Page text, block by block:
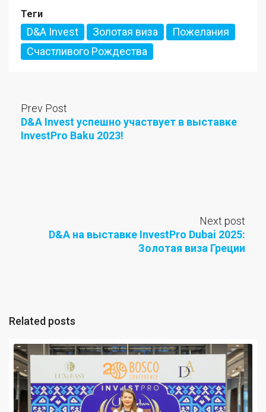
Теги
D&A Invest Золотая виза
Пожелания
Счастливого Рождества
Prev Post
D&A Invest успешно участвует в выставке
InvestPro Baku 2023!
Next post
D&A на выставке InvestPro Dubai 2025:
Золотая виза Греции
Related posts